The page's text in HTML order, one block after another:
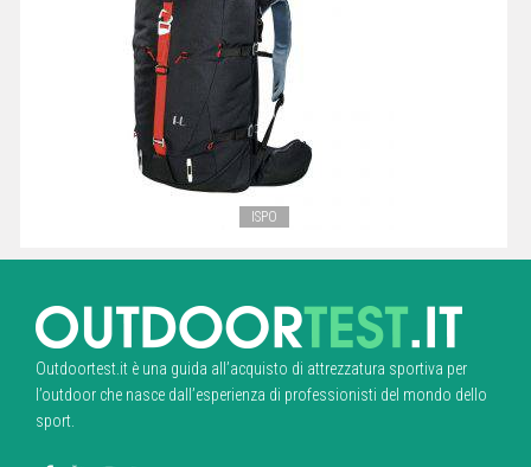
ISPO
Outdoortest.it è una guida all’acquisto di attrezzatura sportiva per
l’outdoor che nasce dall’esperienza di professionisti del mondo dello
sport.